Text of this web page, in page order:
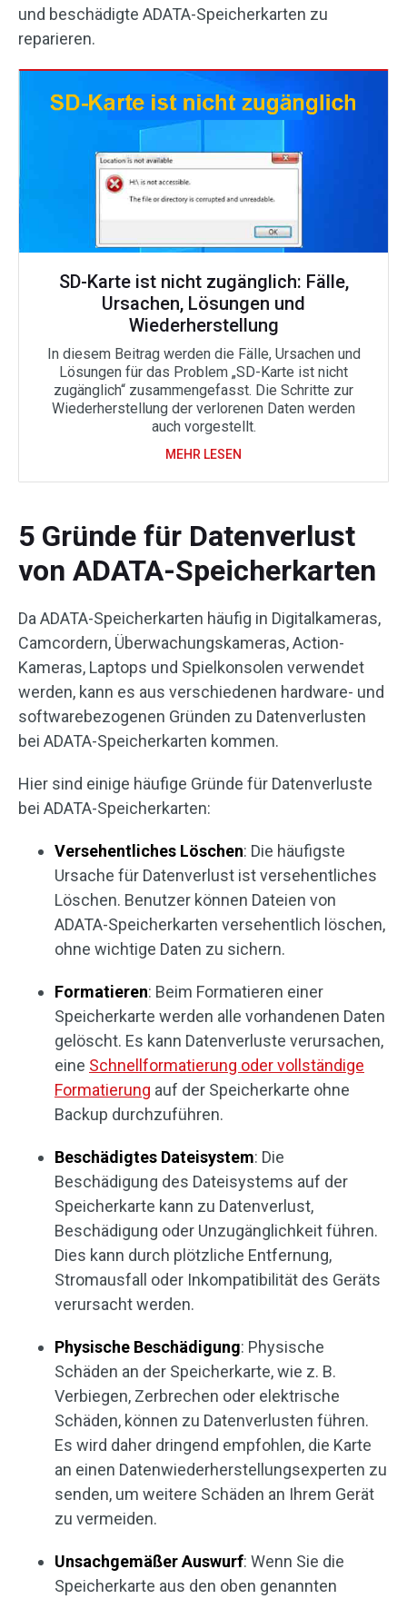
und beschädigte ADATA-Speicherkarten zu
reparieren.
SD-Karte ist nicht zugänglich: Fälle,
Ursachen, Lösungen und
Wiederherstellung
In diesem Beitrag werden die Fälle, Ursachen und
Lösungen für das Problem „SD-Karte ist nicht
zugänglich“ zusammengefasst. Die Schritte zur
Wiederherstellung der verlorenen Daten werden
auch vorgestellt.
MEHR LESEN
5 Gründe für Datenverlust
von ADATA-Speicherkarten
Da ADATA-Speicherkarten häufig in Digitalkameras,
Camcordern, Überwachungskameras, Action-
Kameras, Laptops und Spielkonsolen verwendet
werden, kann es aus verschiedenen hardware- und
softwarebezogenen Gründen zu Datenverlusten
bei ADATA-Speicherkarten kommen.
Hier sind einige häufige Gründe für Datenverluste
bei ADATA-Speicherkarten:
Versehentliches Löschen: Die häufigste
Ursache für Datenverlust ist versehentliches
Löschen. Benutzer können Dateien von
ADATA-Speicherkarten versehentlich löschen,
ohne wichtige Daten zu sichern.
Formatieren: Beim Formatieren einer
Speicherkarte werden alle vorhandenen Daten
gelöscht. Es kann Datenverluste verursachen,
eine Schnellformatierung oder vollständige
Formatierung auf der Speicherkarte ohne
Backup durchzuführen.
Beschädigtes Dateisystem: Die
Beschädigung des Dateisystems auf der
Speicherkarte kann zu Datenverlust,
Beschädigung oder Unzugänglichkeit führen.
Dies kann durch plötzliche Entfernung,
Stromausfall oder Inkompatibilität des Geräts
verursacht werden.
Physische Beschädigung: Physische
Schäden an der Speicherkarte, wie z. B.
Verbiegen, Zerbrechen oder elektrische
Schäden, können zu Datenverlusten führen.
Es wird daher dringend empfohlen, die Karte
an einen Datenwiederherstellungsexperten zu
senden, um weitere Schäden an Ihrem Gerät
zu vermeiden.
Unsachgemäßer Auswurf: Wenn Sie die
Speicherkarte aus den oben genannten